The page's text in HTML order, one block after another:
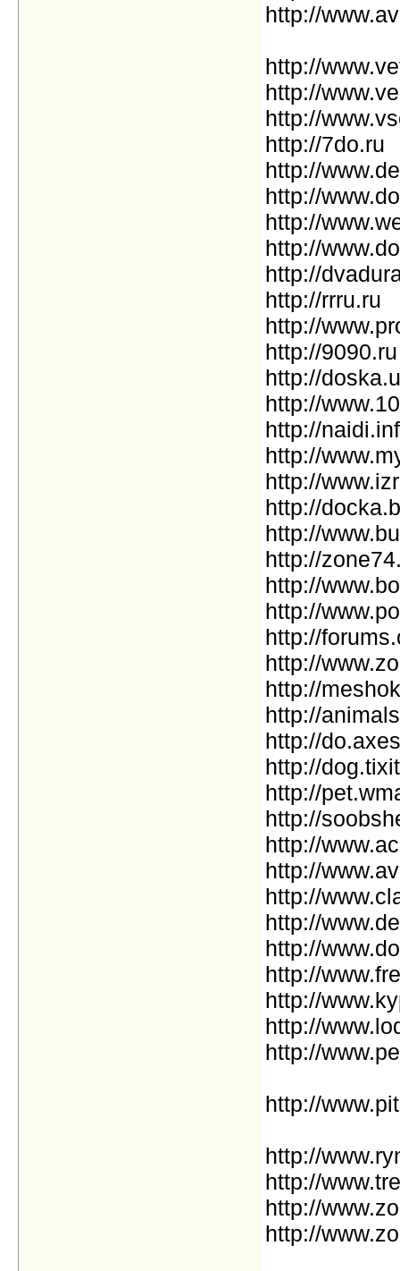
http://
http://
http://
http://
http://7do.ru
http://
http://
http://
http://
http://
http://rrru.ru
http://
http://9090.ru
http://
http://
http://
http://
http://
http://
http://
http://
http://
http://
http://
http://
http://
http://
http://
http://
http://
http://
http://
http://
http://
http://
http://
http://
http://
http://
http://
http://
http://
http://
http://
http://